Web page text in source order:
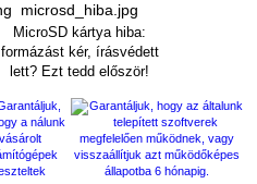
MicroSD kártya hiba:
formázást kér, írásvédett
lett? Ezt tedd először!